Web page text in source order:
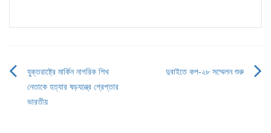
Post
navigation
যুক্তরাষ্ট্রে মার্কিন নাগরিক শিখ
নেতাকে হত্যার ষড়যন্ত্রে গ্রেপ্তার
ভারতীয়
দুবাইতে কপ-২৮ সম্মেলন শুরু